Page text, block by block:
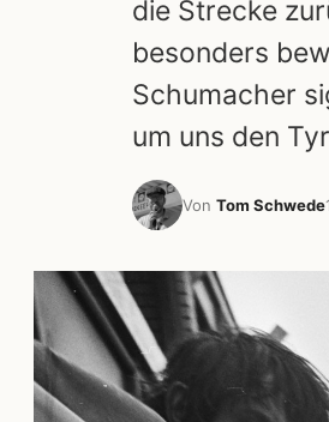
die Strecke
besonders
Schumacher
um uns den
Von Tom Schwede